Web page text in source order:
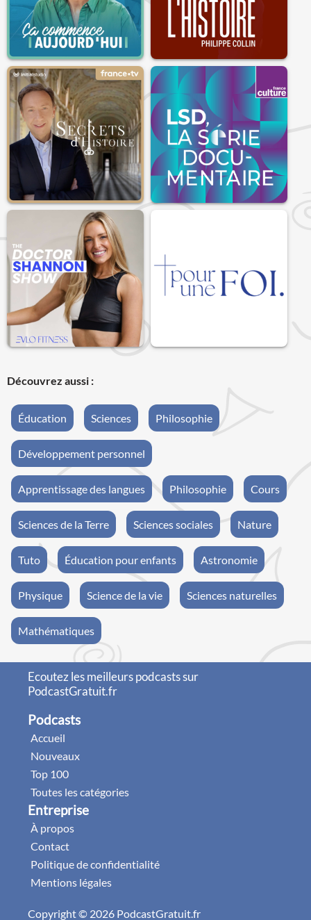
Découvrez aussi :
Éducation Sciences Philosophie
Développement personnel
Apprentissage des langues Philosophie Cours
Sciences de la Terre Sciences sociales Nature
Tuto Éducation pour enfants Astronomie
Physique Science de la vie Sciences naturelles
Mathématiques
Ecoutez les meilleurs podcasts sur
PodcastGratuit.fr
Podcasts
Accueil
Nouveaux
Top 100
Toutes les catégories
Entreprise
À propos
Contact
Politique de confidentialité
Mentions légales
Copyright © 2026 PodcastGratuit.fr